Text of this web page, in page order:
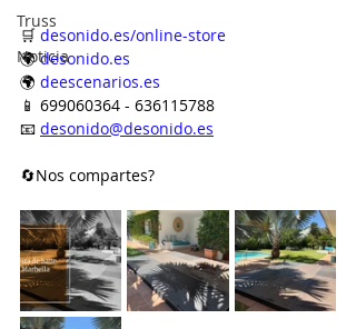
Truss
Noticia
🛒 desonido.es/online-store
🌍 desonido.es
🌍 deescenarios.es
📱 699060364 - 636115788
📧 desonido@desonido.es
🔄Nos compartes?